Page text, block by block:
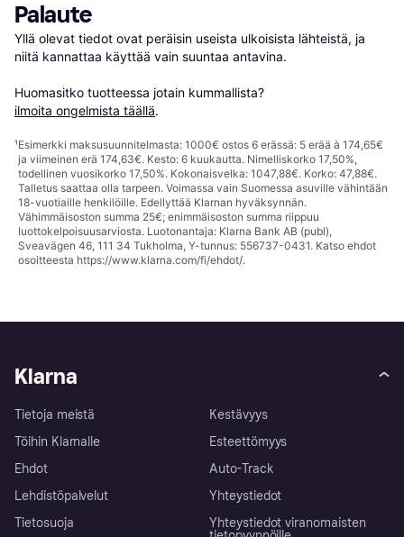
Palaute
Yllä olevat tiedot ovat peräisin useista ulkoisista lähteistä, ja
niitä kannattaa käyttää vain suuntaa antavina.
Huomasitko tuotteessa jotain kummallista?
ilmoita ongelmista täällä.
¹Esimerkki maksusuunnitelmasta: 1000€ ostos 6 erässä: 5 erää à 174,65€
ja viimeinen erä 174,63€. Kesto: 6 kuukautta. Nimelliskorko 17,50%,
todellinen vuosikorko 17,50%. Kokonaisvelka: 1047,88€. Korko: 47,88€.
Talletus saattaa olla tarpeen. Voimassa vain Suomessa asuville vähintään
18-vuotiaille henkilöille. Edellyttää Klarnan hyväksynnän.
Vähimmäisoston summa 25€; enimmäisoston summa riippuu
luottokelpoisuusarviosta. Luotonantaja: Klarna Bank AB (publ),
Sveavägen 46, 111 34 Tukholma, Y-tunnus: 556737-0431. Katso ehdot
osoitteesta https://www.klarna.com/fi/ehdot/.
Klarna
Tietoja meistä
Töihin Klarnalle
Ehdot
Lehdistöpalvelut
Tietosuoja
Kestävyys
Esteettömyys
Auto-Track
Yhteystiedot
Yhteystiedot viranomaisten